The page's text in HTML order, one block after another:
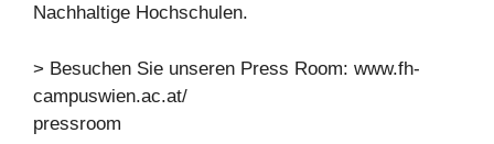
Nachhaltige Hochschulen.
> Besuchen Sie unseren Press Room: www.fh-
campuswien.ac.at/
pressroom